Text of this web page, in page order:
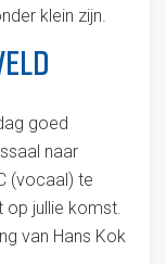
klein zijn.
goed
naar
(vocaal) te
op jullie komst.
van Hans Kok